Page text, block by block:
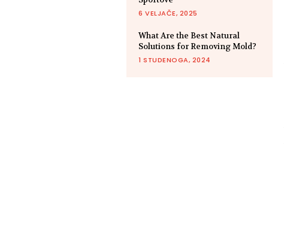
6 VELJAČE, 2025
What Are the Best Natural
Solutions for Removing Mold?
1 STUDENOGA, 2024